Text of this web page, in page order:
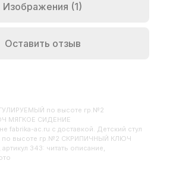
Изображения (1)
Оставить отзыв
МЯГКОЕ СИДЕНИЕ
fabrika-ac.ru с доставкой. Детский стул
высоте гр.№2 СКРИПИЧНЫЙ КЛЮЧ
343: читать описание,